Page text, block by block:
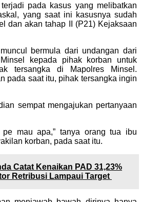
pada kasus yang melibatkan
yang saat ini kasusnya sudah
dan akan tahap II (P21) Kejaksaan
bermula dari undangan dari
kepada pihak korban untuk
tersangka di Mapolres Minsel.
pada saat itu, pihak tersangka ingin
sempat mengajukan pertanyaan
pe mau apa,” tanya orang tua ibu
korban, pada saat itu.
Catat Kenaikan PAD 31,23%
Retribusi Lampaui Target